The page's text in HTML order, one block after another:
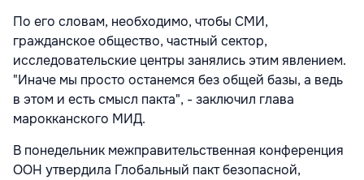
По его словам, необходимо, чтобы СМИ,
гражданское общество, частный сектор,
исследовательские центры занялись этим явлением.
"Иначе мы просто останемся без общей базы, а ведь
в этом и есть смысл пакта", - заключил глава
марокканского МИД.
В понедельник межправительственная конференция
ООН утвердила Глобальный пакт безопасной,